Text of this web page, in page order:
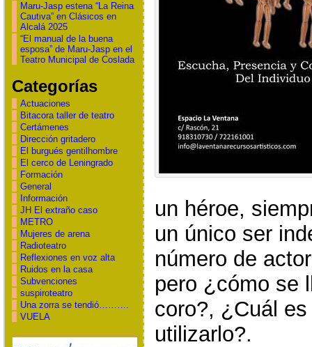
Maru-Jasp estena “La Reina
Cautiva” en Clásicos en
Alcalá 2025
“El manual de la buena
esposa” de Maru-Jasp en el
Teatro Municipal de Coslada
Categorías
Actuaciones
Bitacora taller de teatro
Certámenes
Dirección gritadero
El burgués gentilhombre
El cerco de Leningrado
Formación
General
Información
JH El extraño caso
METRO
Mujeres de arena
Radioteatro
Reflexiones en voz alta
Ruidos en la casa
Subvenciones
suspiroteatro
Una zorra se tendió……….
VUELA
un héroe,
un único ser
número de
pero ¿cómo se
coro?, ¿Cuál
utilizarlo?.